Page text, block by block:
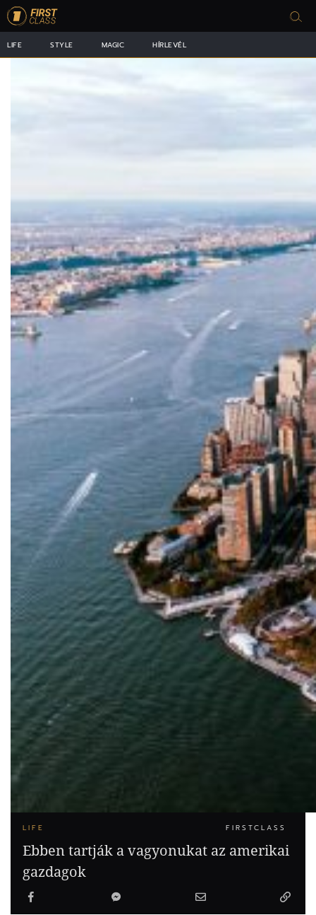
LIFE STYLE MAGIC HÍRLEVÉL
LIFE FIRSTCLASS
Ebben tartják a vagyonukat az amerikai
gazdagok